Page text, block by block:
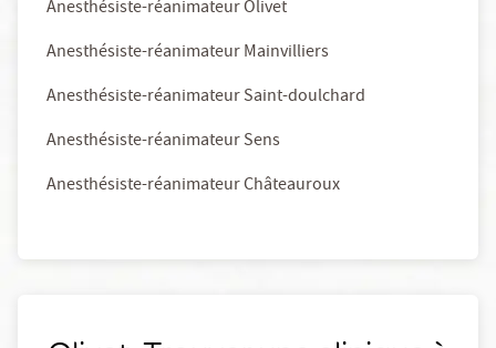
Anesthésiste-réanimateur Olivet
Anesthésiste-réanimateur Mainvilliers
Anesthésiste-réanimateur Saint-doulchard
Anesthésiste-réanimateur Sens
Anesthésiste-réanimateur Châteauroux